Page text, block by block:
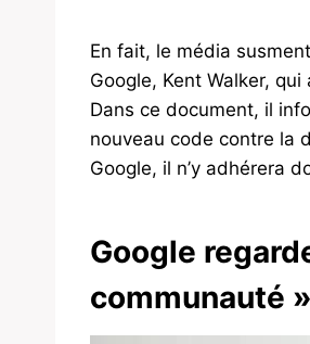
En fait, le média
Google, Kent Walker,
Dans ce document, il
nouveau code contre la
Google, il n’y adhérera
Google
communauté